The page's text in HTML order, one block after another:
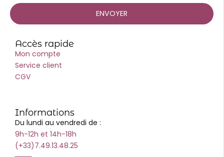
ENVOYER
Accès rapide
Mon compte
Service client
CGV
Informations
Du lundi au vendredi de :
9h-12h et 14h-18h
(+33)7.49.13.48.25